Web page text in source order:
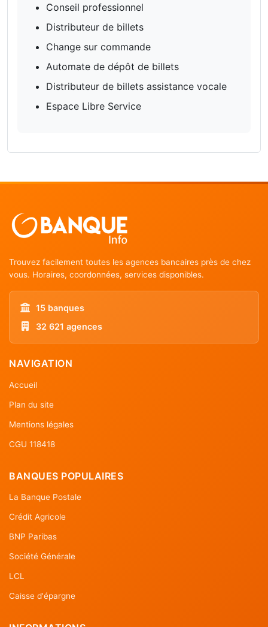
Conseil professionnel
Distributeur de billets
Change sur commande
Automate de dépôt de billets
Distributeur de billets assistance vocale
Espace Libre Service
Trouvez facilement toutes les agences bancaires près de chez
vous. Horaires, coordonnées, services disponibles.
15 banques
32 621 agences
NAVIGATION
Accueil
Plan du site
Mentions légales
CGU 118418
BANQUES POPULAIRES
La Banque Postale
Crédit Agricole
BNP Paribas
Société Générale
LCL
Caisse d'épargne